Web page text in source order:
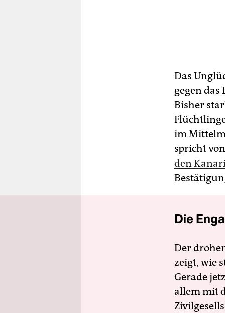
Das
gegen das
Bisher
im
spricht
den
Die
Der
zeigt, wie
Gerade
allem mit